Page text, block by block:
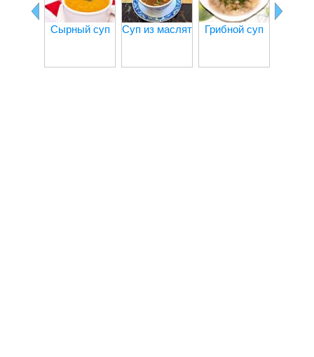
Сырный суп Суп из маслят Грибной суп